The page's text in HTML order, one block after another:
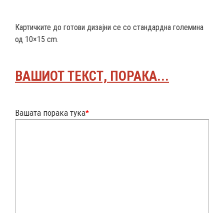
Картичките до готови дизајни се со стандардна големина
од 10×15 cm.
ВАШИОТ ТЕКСТ, ПОРАКА...
Вашата порака тука*